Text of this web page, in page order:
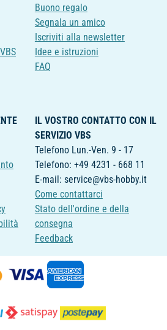
Buono regalo
Segnala un amico
Iscriviti alla newsletter
Idee e istruzioni
FAQ
IL VOSTRO CONTATTO CON IL
SERVIZIO VBS
Telefono Lun.-Ven. 9 - 17
Telefono: +49 4231 - 668 11
E-mail: service@vbs-hobby.it
Come contattarci
Stato dell'ordine e della
consegna
Feedback